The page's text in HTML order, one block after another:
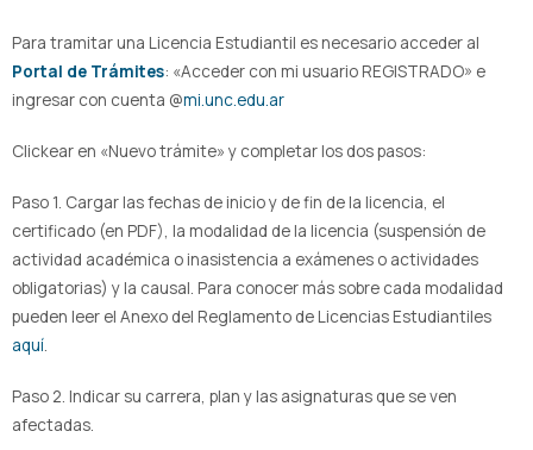
Para tramitar una Licencia Estudiantil es necesario acceder al
Portal de Trámites: «Acceder con mi usuario REGISTRADO» e
ingresar con cuenta @mi.unc.edu.ar
Clickear en «Nuevo trámite» y completar los dos pasos:
Paso 1. Cargar las fechas de inicio y de fin de la licencia, el
certificado (en PDF), la modalidad de la licencia (suspensión de
actividad académica o inasistencia a exámenes o actividades
obligatorias) y la causal. Para conocer más sobre cada modalidad
pueden leer el Anexo del Reglamento de Licencias Estudiantiles
aquí
Paso 2. Indicar su carrera, plan y las asignaturas que se ven
afectadas.